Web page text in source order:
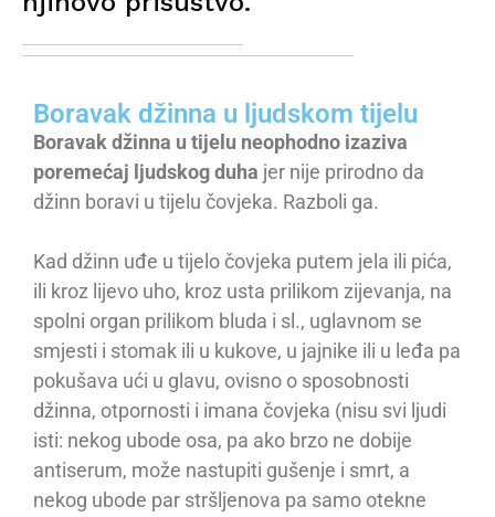
Boravak džinna u ljudskom tijelu
Boravak džinna u tijelu neophodno izaziva
poremećaj ljudskog duha jer nije prirodno da
džinn boravi u tijelu čovjeka. Razboli ga.
Kad džinn uđe u tijelo čovjeka putem jela ili pića,
ili kroz lijevo uho, kroz usta prilikom zijevanja, na
spolni organ prilikom bluda i sl., uglavnom se
smjesti i stomak ili u kukove, u jajnike ili u leđa pa
pokušava ući u glavu, ovisno o sposobnosti
džinna, otpornosti i imana čovjeka (nisu svi ljudi
isti: nekog ubode osa, pa ako brzo ne dobije
antiserum, može nastupiti gušenje i smrt, a
nekog ubode par stršljenova pa samo otekne